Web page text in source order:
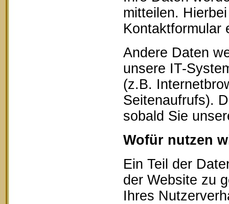
mitteilen.
Kontaktformular
Andere Daten
unsere IT-
(z.B.
Seitenaufrufs).
sobald Sie
Wofür nutzen
Ein Teil der
der Website zu
Ihres